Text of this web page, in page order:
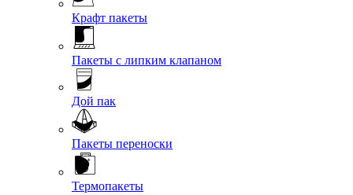
Крафт пакеты
Пакеты с липким клапаном
Дой пак
Пакеты переноски
Термопакеты